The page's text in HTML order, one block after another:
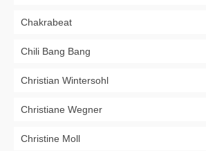
Chakrabeat
Chili Bang Bang
Christian Wintersohl
Christiane Wegner
Christine Moll